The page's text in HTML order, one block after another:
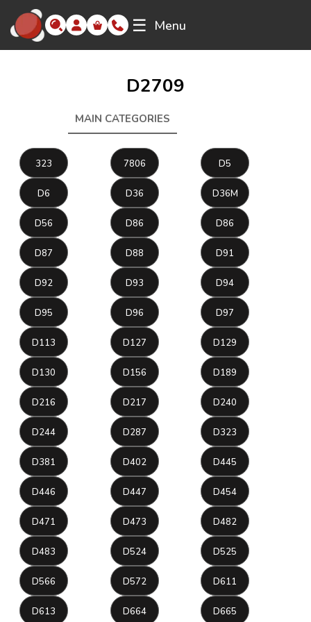
☰ Menu
D2709
MAIN CATEGORIES
323 7806 D5
D6 D36 D36M
D56 D86 D86
D87 D88 D91
D92 D93 D94
D95 D96 D97
D113 D127 D129
D130 D156 D189
D216 D217 D240
D244 D287 D323
D381 D402 D445
D446 D447 D454
D471 D473 D482
D483 D524 D525
D566 D572 D611
D613 D664 D665